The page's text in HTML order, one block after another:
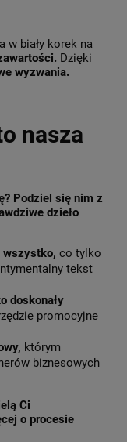
w biały korek na
Dzięki
wyzwania.
nasza
Podziel się nim z
dzieło
wszystko, co tylko
tekst
doskonały
promocyjne
którym
biznesowych
Ci
o procesie